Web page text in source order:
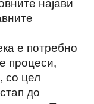
е потребно
процеси,
со цел
до